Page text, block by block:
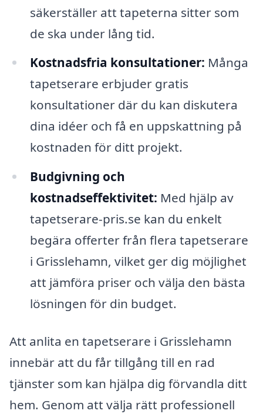
säkerställer att tapeterna sitter som
de ska under lång tid.
Kostnadsfria konsultationer: Många
tapetserare erbjuder gratis
konsultationer där du kan diskutera
dina idéer och få en uppskattning på
kostnaden för ditt projekt.
Budgivning och
kostnadseffektivitet: Med hjälp av
tapetserare-pris.se kan du enkelt
begära offerter från flera tapetserare
i Grisslehamn, vilket ger dig möjlighet
att jämföra priser och välja den bästa
lösningen för din budget.
Att anlita en tapetserare i Grisslehamn
innebär att du får tillgång till en rad
tjänster som kan hjälpa dig förvandla ditt
hem. Genom att välja rätt professionell